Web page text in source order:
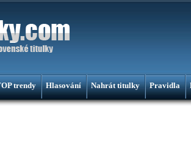
trendy Hlasování Nahrát titulky Pravidla